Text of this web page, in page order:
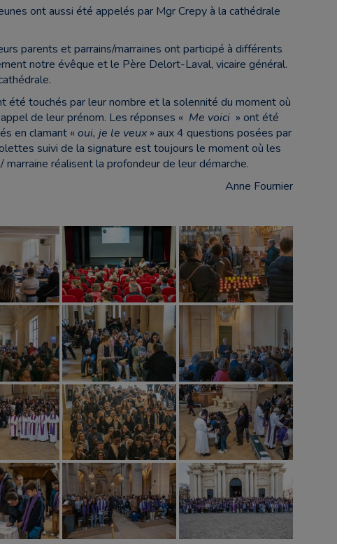
ont aussi été appelés par Mgr Crepy à la cathédrale
parents et parrains/marraines ont participé à différents
notre évêque et le Père Delort-Laval, vicaire général.
été touchés par leur nombre et la solennité du moment où
de leur prénom. Les réponses « Me voici » ont été
en clamant « oui, je le veux » aux 4 questions posées par
suivi de la signature est toujours le moment où les
marraine réalisent la profondeur de leur démarche.
Anne Fournier